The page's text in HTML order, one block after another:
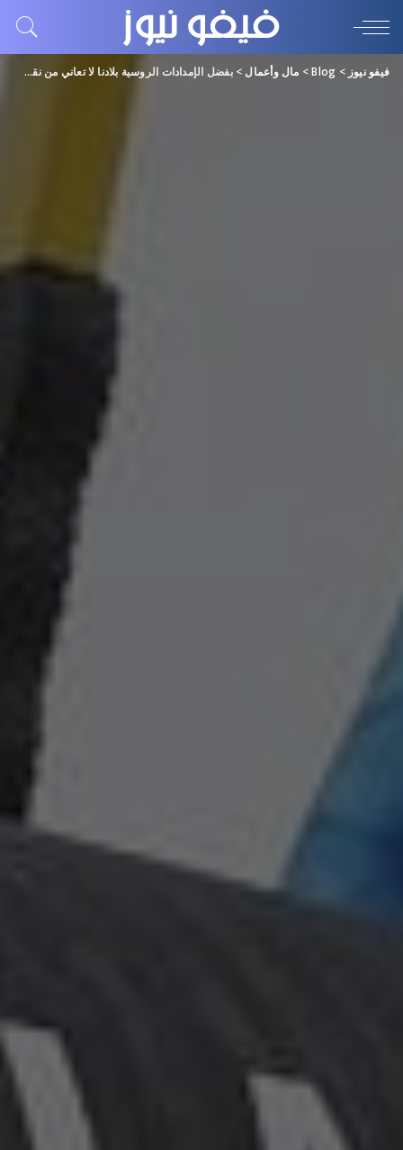
فيفو نيوز >
Blog
> مال وأعمال >بفضل الإمدادات الروسية بلادنا لا تعاني من نقص في الغاز عكس أوروبا